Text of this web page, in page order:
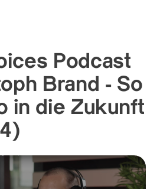
Podcast
Brand - So
in die Zukunft